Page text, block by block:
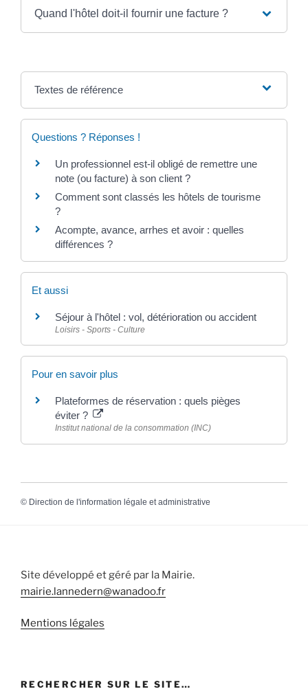
Quand l'hôtel doit-il fournir une facture ?
Textes de référence
Questions ? Réponses !
Un professionnel est-il obligé de remettre une
note (ou facture) à son client ?
Comment sont classés les hôtels de tourisme
?
Acompte, avance, arrhes et avoir : quelles
différences ?
Et aussi
Séjour à l'hôtel : vol, détérioration ou accident
Loisirs - Sports - Culture
Pour en savoir plus
Plateformes de réservation : quels pièges
éviter ?
Institut national de la consommation (INC)
© Direction de l'information légale et administrative
Site développé et géré par la Mairie.
mairie.lannedern@wanadoo.fr
Mentions légales
RECHERCHER SUR LE SITE…